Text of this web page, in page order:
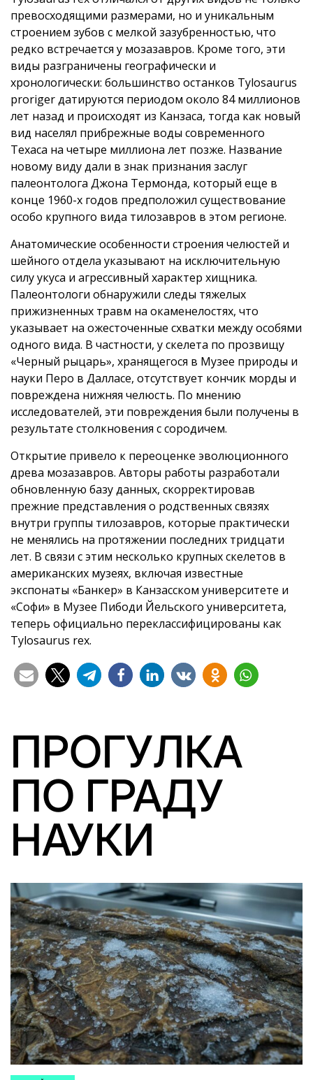
превосходящими размерами, но и уникальным
строением зубов с мелкой зазубренностью, что
редко встречается у мозазавров. Кроме того, эти
виды разграничены географически и
хронологически: большинство останков Tylosaurus
proriger датируются периодом около 84 миллионов
лет назад и происходят из Канзаса, тогда как новый
вид населял прибрежные воды современного
Техаса на четыре миллиона лет позже. Название
новому виду дали в знак признания заслуг
палеонтолога Джона Термонда, который еще в
конце 1960-х годов предположил существование
особо крупного вида тилозавров в этом регионе.
Анатомические особенности строения челюстей и
шейного отдела указывают на исключительную
силу укуса и агрессивный характер хищника.
Палеонтологи обнаружили следы тяжелых
прижизненных травм на окаменелостях, что
указывает на ожесточенные схватки между особями
одного вида. В частности, у скелета по прозвищу
«Черный рыцарь», хранящегося в Музее природы и
науки Перо в Далласе, отсутствует кончик морды и
повреждена нижняя челюсть. По мнению
исследователей, эти повреждения были получены в
результате столкновения с сородичем.
Открытие привело к переоценке эволюционного
древа мозазавров. Авторы работы разработали
обновленную базу данных, скорректировав
прежние представления о родственных связях
внутри группы тилозавров, которые практически
не менялись на протяжении последних тридцати
лет. В связи с этим несколько крупных скелетов в
американских музеях, включая известные
экспонаты «Банкер» в Канзасском университете и
«Софи» в Музее Пибоди Йельского университета,
теперь официально переклассифицированы как
Tylosaurus rex.
ПРОГУЛКА
ПО ГРАДУ
НАУКИ